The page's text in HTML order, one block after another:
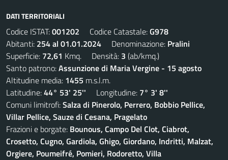
DATI TERRITORIALI
Codice ISTAT:001202 Codice Catastale:G978
Abitanti: 254 al 01.01.2024 Denominazione: Pralini
Superficie: 72,61 Kmq. Densità: 3 (ab/kmq.)
Santo patrono:Assunzione di Maria Vergine - 15 agosto
Altitudine media: 1455 m.s.l.m.
Latitudine:44° 53' 25'' Longitudine: 7° 3' 8''
Comuni limitrofi:Salza di Pinerolo, Perrero, Bobbio Pellice,
Villar Pellice, Sauze di Cesana, Pragelato
Frazioni e borgate: Bounous, Campo Del Clot, Ciabrot,
Crosetto, Cugno, Gardiola, Ghigo, Giordano, Indritti, Malzat,
Orgiere, Poumeifré, Pomieri, Rodoretto, Villa